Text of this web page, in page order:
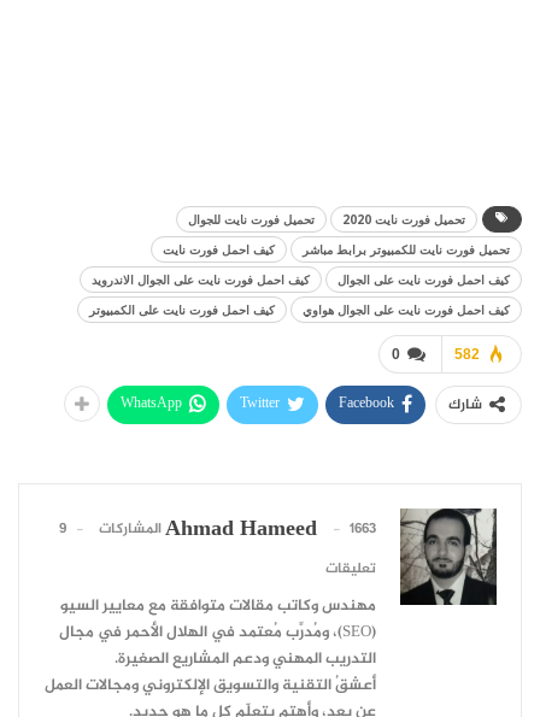
تحميل فورت نايت 2020
تحميل فورت نايت للجوال
تحميل فورت نايت للكمبيوتر برابط مباشر
كيف احمل فورت نايت
كيف احمل فورت نايت على الجوال
كيف احمل فورت نايت على الجوال الاندرويد
كيف احمل فورت نايت على الجوال هواوي
كيف احمل فورت نايت على الكمبيوتر
0 582
شارك Facebook
Twitter
WhatsApp
Ahmad Hameed 1663 المشاركات
9
تعليقات
مهندس وكاتب مقالات متوافقة مع معايير السيو
(SEO)، ومُدرِّب مُعتمد في الهلال الأحمر في مجال
التدريب المهني ودعم المشاريع الصغيرة.
أعشقُ التقنية والتسويق الإلكتروني ومجالات العمل